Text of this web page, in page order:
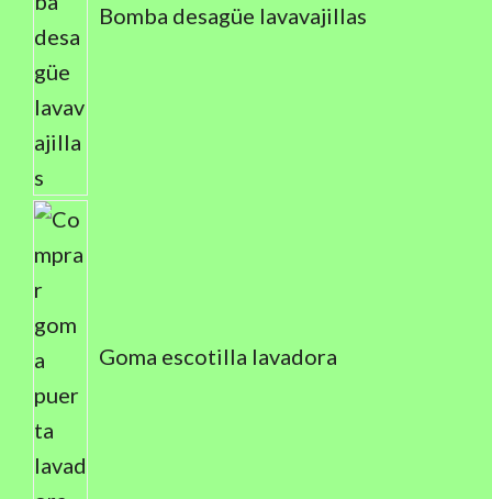
Bomba desagüe lavavajillas
Goma escotilla lavadora